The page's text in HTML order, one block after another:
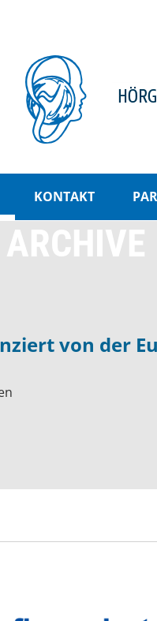
KONTAKT
von der